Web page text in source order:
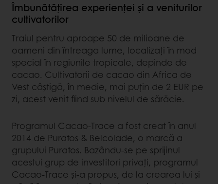
Îmbunătățirea experienței și a veniturilor
cultivatorilor
Traiul pentru aproape 50 de milioane de
oameni din întreaga lume, localizați în mod
special în regiunile tropicale, depinde de
cacao. Cultivatorii de cacao din Africa de
Vest câștigă, în medie, mai puțin de 2 EUR pe
zi, acest venit fiind sub nivelul de sărăcie.
Programul Cacao-Trace a fost creat în anul
2014 de Puratos & Belcolade, o marcă a
grupului Puratos. Bazându-se pe sprijinul
acestui grup de investitori privați, programul
Cacao-Trace și-a propus, de la crearea lui și